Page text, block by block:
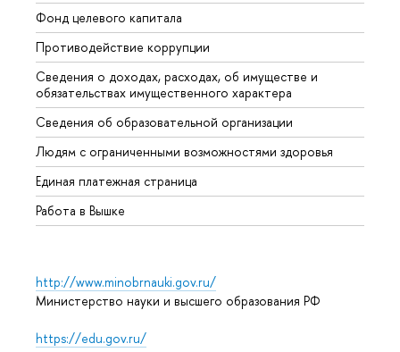
Фонд целевого капитала
Противодействие коррупции
Сведения о доходах, расходах, об имуществе и
обязательствах имущественного характера
Сведения об образовательной организации
Людям с ограниченными возможностями здоровья
Единая платежная страница
Работа в Вышке
http://www.minobrnauki.gov.ru/
Министерство науки и высшего образования РФ
https://edu.gov.ru/